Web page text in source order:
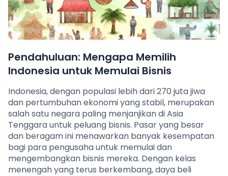
Pendahuluan: Mengapa Memilih
Indonesia untuk Memulai Bisnis
Indonesia, dengan populasi lebih dari 270 juta jiwa
dan pertumbuhan ekonomi yang stabil, merupakan
salah satu negara paling menjanjikan di Asia
Tenggara untuk peluang bisnis. Pasar yang besar
dan beragam ini menawarkan banyak kesempatan
bagi para pengusaha untuk memulai dan
mengembangkan bisnis mereka. Dengan kelas
menengah yang terus berkembang, daya beli